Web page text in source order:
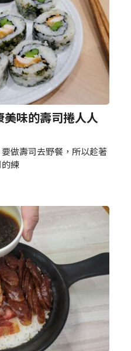
美味的壽司捲人人
做壽司去野餐，所以趁著
練